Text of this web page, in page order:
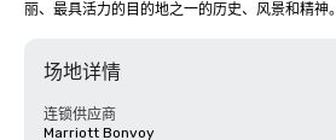
丽、最具活力的目的地之一的历史、风景和精神。
场地详情
连锁供应商
Marriott Bonvoy